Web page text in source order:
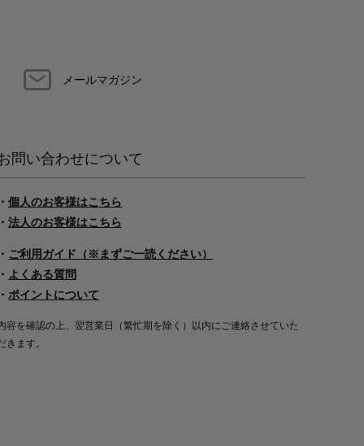
メールマガジン
問い合わせについて
・ 個人のお客様はこちら
・ 法人のお客様はこちら
・ ご利用ガイド（※まずご一読ください）
・ よくある質問
・ ポイントについて
容を確認の上、翌営業日（繁忙期を除く）以内にご連絡させていた
きます。